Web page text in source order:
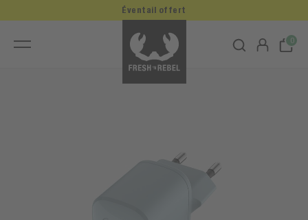
0
Éventail offert